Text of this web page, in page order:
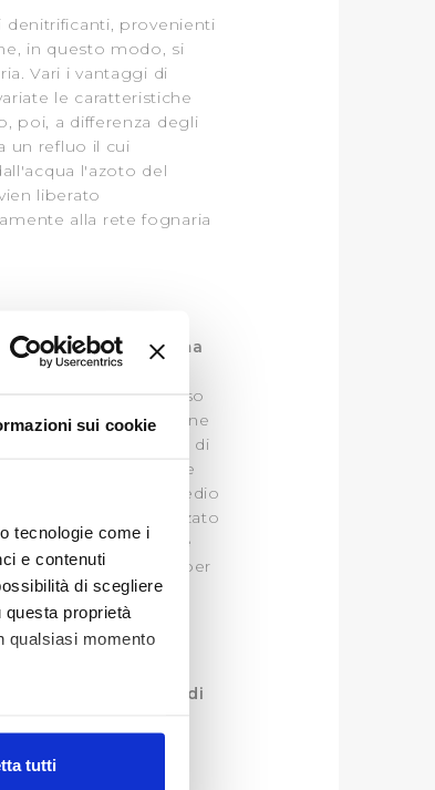
sui cookie
tecnologie come i
e contenuti
di scegliere
proprietà
qualsiasi momento
(impronte
tutti
denitrificanti, provenienti
in questo modo, si
Vari i vantaggi di
le caratteristiche
poi, a differenza degli
un refluo il cui
l'azoto del
liberato
alla rete fognaria
complesso sistema
un sistema idrico
sistema arterioso
la cui funzione
e più grande gora di
quindi catalogare
di porre rimedio
di restauro, realizzato
il più possibile
invece il progetto per
parte di Prato e di